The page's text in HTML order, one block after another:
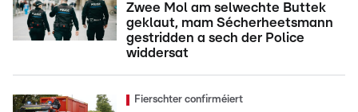
Zwee Mol am selwechte Buttek
geklaut, mam Sécherheetsmann
gestridden a sech der Police
widdersat
Fierschter confirméiert